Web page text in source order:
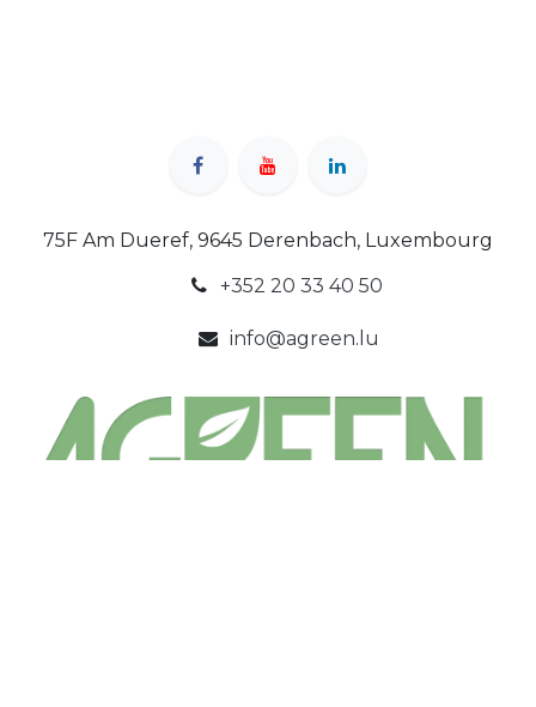
75F Am Dueref, 9645 Derenbach, Luxembourg
+352 20 33 40 50
info@agreen.lu